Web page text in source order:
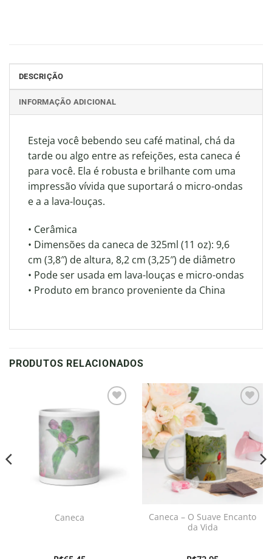
DESCRIÇÃO
INFORMAÇÃO ADICIONAL
Esteja você bebendo seu café matinal, chá da
tarde ou algo entre as refeições, esta caneca é
para você. Ela é robusta e brilhante com uma
impressão vívida que suportará o micro-ondas
e a a lava-louças.
• Cerâmica
• Dimensões da caneca de 325ml (11 oz): 9,6
cm (3,8″) de altura, 8,2 cm (3,25″) de diâmetro
• Pode ser usada em lava-louças e micro-ondas
• Produto em branco proveniente da China
PRODUTOS RELACIONADOS
Adicionar
Caneca
desejos
Caneca – O Suave Encanto
da Vida